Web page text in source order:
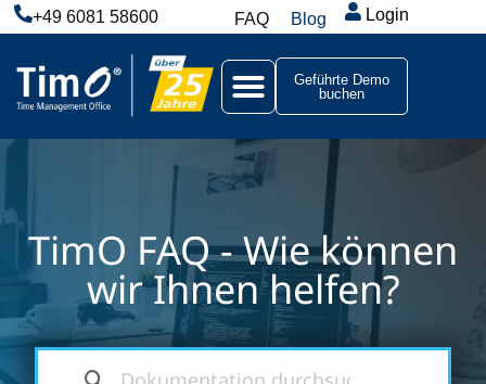
+49 6081 58600 FAQ Blog Login
Geführte Demo
buchen
TimO FAQ - Wie können
wir Ihnen helfen?